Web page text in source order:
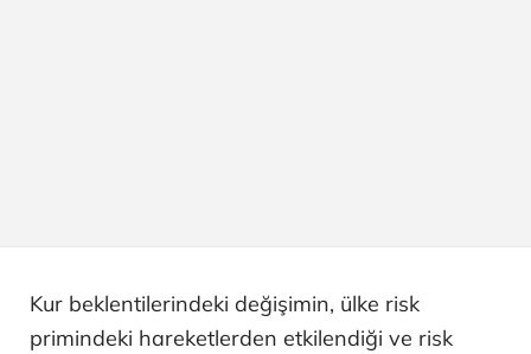
Kur beklentilerindeki değişimin, ülke risk
primindeki hareketlerden etkilendiği ve risk